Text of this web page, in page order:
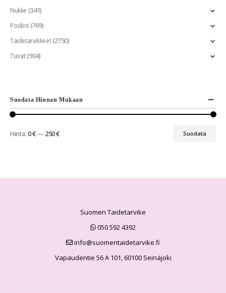
Nukke (341)
Posliini (769)
Taidetarvikkeet(2750)
Tussit(904)
Suodata Hinnan Mukaan
Suodata
Hinta:0 €— 250 €
Suomen Taidetarvike
050 592 4392
info@suomentaidetarvike.fi
Vapaudentie 56 A 101, 60100 Seinäjoki